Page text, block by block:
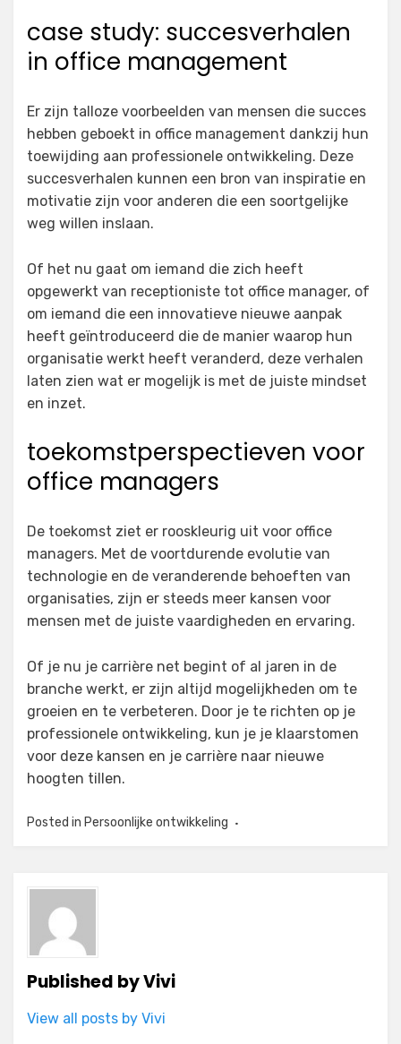
case study: succesverhalen
in office management
Er zijn talloze voorbeelden van mensen die succes
hebben geboekt in office management dankzij hun
toewijding aan professionele ontwikkeling. Deze
succesverhalen kunnen een bron van inspiratie en
motivatie zijn voor anderen die een soortgelijke
weg willen inslaan.
Of het nu gaat om iemand die zich heeft
opgewerkt van receptioniste tot office manager, of
om iemand die een innovatieve nieuwe aanpak
heeft geïntroduceerd die de manier waarop hun
organisatie werkt heeft veranderd, deze verhalen
laten zien wat er mogelijk is met de juiste mindset
en inzet.
toekomstperspectieven voor
office managers
De toekomst ziet er rooskleurig uit voor office
managers. Met de voortdurende evolutie van
technologie en de veranderende behoeften van
organisaties, zijn er steeds meer kansen voor
mensen met de juiste vaardigheden en ervaring.
Of je nu je carrière net begint of al jaren in de
branche werkt, er zijn altijd mogelijkheden om te
groeien en te verbeteren. Door je te richten op je
professionele ontwikkeling, kun je je klaarstomen
voor deze kansen en je carrière naar nieuwe
hoogten tillen.
Posted in Persoonlijke ontwikkeling
Published byVivi
View all posts by Vivi